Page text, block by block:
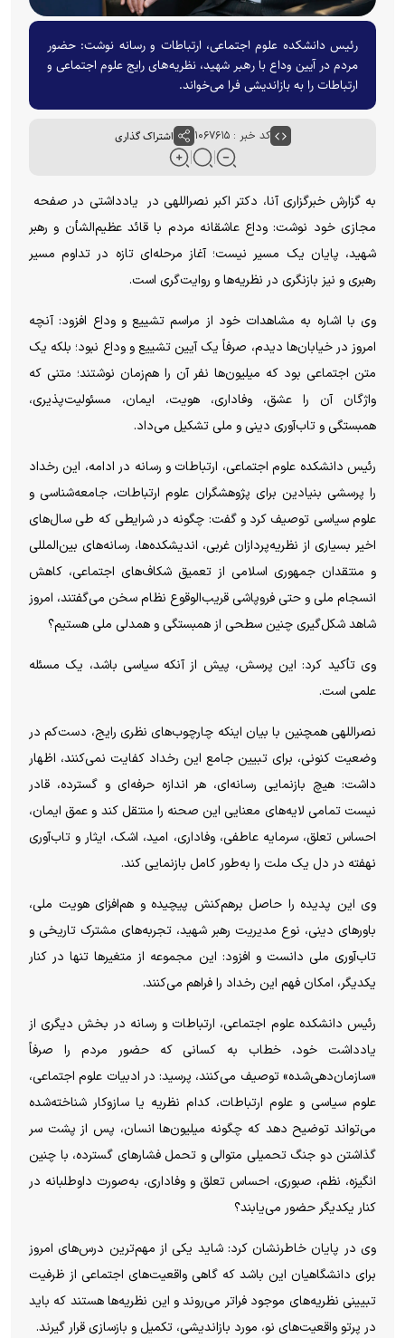
رئیس دانشکده علوم اجتماعی، ارتباطات و رسانه نوشت: حضور
مردم در آیین وداع با رهبر شهید، نظریه‌های رایج علوم اجتماعی و
ارتباطات را به بازاندیشی فرا می‌خواند.
کد خبر : ۱۰۶۷۶۱۵ اشتراک گذاری
به گزارش خبرگزاری آنا، دکتر اکبر نصراللهی در یادداشتی در صفحه
مجازی خود نوشت: وداع عاشقانه مردم با قائد عظیم‌الشأن و رهبر
شهید، پایان یک مسیر نیست؛ آغاز مرحله‌ای تازه در تداوم مسیر
رهبری و نیز بازنگری در نظریه‌ها و روایت‌گری است.
وی با اشاره به مشاهدات خود از مراسم تشییع و وداع افزود: آنچه
امروز در خیابان‌ها دیدم، صرفاً یک آیین تشییع و وداع نبود؛ بلکه یک
متن اجتماعی بود که میلیون‌ها نفر آن را هم‌زمان نوشتند؛ متنی که
واژگان آن را عشق، وفاداری، هویت، ایمان، مسئولیت‌پذیری،
همبستگی و تاب‌آوری دینی و ملی تشکیل می‌داد.
رئیس دانشکده علوم اجتماعی، ارتباطات و رسانه در ادامه، این رخداد
را پرسشی بنیادین برای پژوهشگران علوم ارتباطات، جامعه‌شناسی و
علوم سیاسی توصیف کرد و گفت: چگونه در شرایطی که طی سال‌های
اخیر بسیاری از نظریه‌پردازان غربی، اندیشکده‌ها، رسانه‌های بین‌المللی
و منتقدان جمهوری اسلامی از تعمیق شکاف‌های اجتماعی، کاهش
انسجام ملی و حتی فروپاشی قریب‌الوقوع نظام سخن می‌گفتند، امروز
شاهد شکل‌گیری چنین سطحی از همبستگی و همدلی ملی هستیم؟
وی تأکید کرد: این پرسش، پیش از آنکه سیاسی باشد، یک مسئله
علمی است.
نصراللهی همچنین با بیان اینکه چارچوب‌های نظری رایج، دست‌کم در
وضعیت کنونی، برای تبیین جامع این رخداد کفایت نمی‌کنند، اظهار
داشت: هیچ بازنمایی رسانه‌ای، هر اندازه حرفه‌ای و گسترده، قادر
نیست تمامی لایه‌های معنایی این صحنه را منتقل کند و عمق ایمان،
احساس تعلق، سرمایه عاطفی، وفاداری، امید، اشک، ایثار و تاب‌آوری
نهفته در دل یک ملت را به‌طور کامل بازنمایی کند.
وی این پدیده را حاصل برهم‌کنش پیچیده و هم‌افزای هویت ملی،
باورهای دینی، نوع مدیریت رهبر شهید، تجربه‌های مشترک تاریخی و
تاب‌آوری ملی دانست و افزود: این مجموعه از متغیرها تنها در کنار
یکدیگر، امکان فهم این رخداد را فراهم می‌کنند.
رئیس دانشکده علوم اجتماعی، ارتباطات و رسانه در بخش دیگری از
یادداشت خود، خطاب به کسانی که حضور مردم را صرفاً
«سازمان‌دهی‌شده» توصیف می‌کنند، پرسید: در ادبیات علوم اجتماعی،
علوم سیاسی و علوم ارتباطات، کدام نظریه یا سازوکار شناخته‌شده
می‌تواند توضیح دهد که چگونه میلیون‌ها انسان، پس از پشت سر
گذاشتن دو جنگ تحمیلی متوالی و تحمل فشارهای گسترده، با چنین
انگیزه، نظم، صبوری، احساس تعلق و وفاداری، به‌صورت داوطلبانه در
کنار یکدیگر حضور می‌یابند؟
وی در پایان خاطرنشان کرد: شاید یکی از مهم‌ترین درس‌های امروز
برای دانشگاهیان این باشد که گاهی واقعیت‌های اجتماعی از ظرفیت
تبیینی نظریه‌های موجود فراتر می‌روند و این نظریه‌ها هستند که باید
در پرتو واقعیت‌های نو، مورد بازاندیشی، تکمیل و بازسازی قرار گیرند.